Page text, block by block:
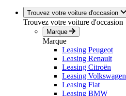
Trouvez votre voiture d'occasion
Trouvez votre voiture d'occasion
Marque
Marque
Leasing Peugeot
Leasing Renault
Leasing Citroën
Leasing Volkswagen
Leasing Fiat
Leasing BMW